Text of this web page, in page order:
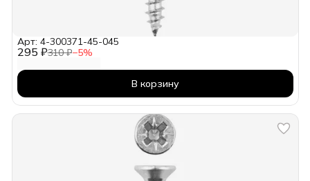
295 ₽310 ₽−5%
Арт: 4-300371-45-045
В корзину